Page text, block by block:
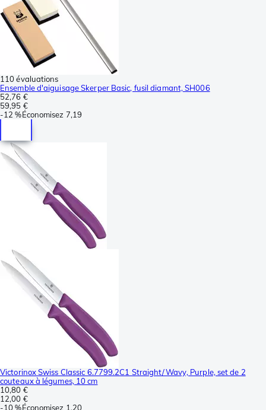
110 évaluations
Ensemble d'aiguisage Skerper Basic, fusil diamant, SH006
52,76 €
59,95 €
-12 %Économisez 7,19
Victorinox Swiss Classic 6.7799.2C1 Straight/Wavy, Purple, set de 2
couteaux à légumes, 10 cm
10,80 €
12,00 €
-10 %Économisez 1,20